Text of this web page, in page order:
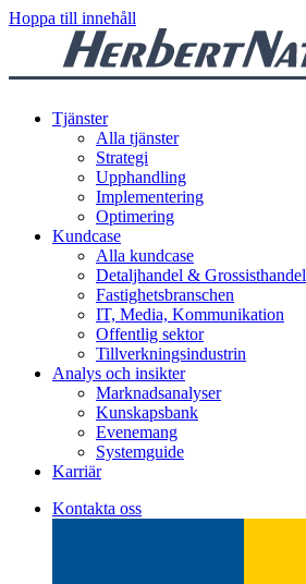
Hoppa till innehåll
Tjänster
Alla tjänster
Strategi
Upphandling
Implementering
Optimering
Kundcase
Alla kundcase
Detaljhandel & Grossisthandel
Fastighetsbranschen
IT, Media, Kommunikation
Offentlig sektor
Tillverkningsindustrin
Analys och insikter
Marknadsanalyser
Kunskapsbank
Evenemang
Systemguide
Karriär
Kontakta oss